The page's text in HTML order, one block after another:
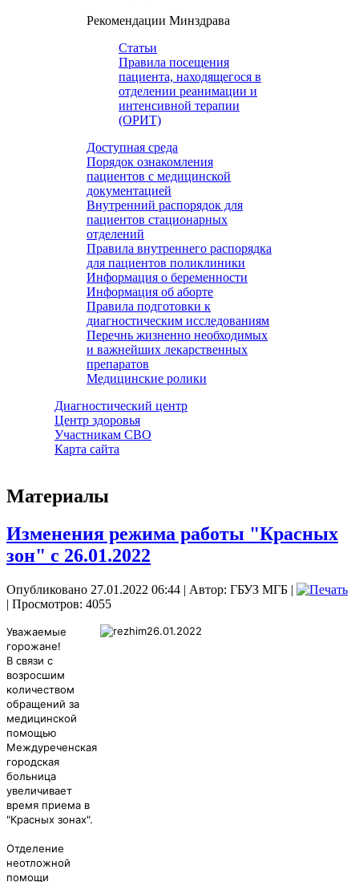
Рекомендации Минздрава
Статьи
Правила посещения
пациента, находящегося в
отделении реанимации и
интенсивной терапии
(ОРИТ)
Доступная среда
Порядок ознакомления
пациентов с медицинской
документацией
Внутренний распорядок для
пациентов стационарных
отделений
Правила внутреннего распорядка
для пациентов поликлиники
Информация о беременности
Информация об аборте
Правила подготовки к
диагностическим исследованиям
Перечнь жизненно необходимых
и важнейших лекарственных
препаратов
Медицинские ролики
Диагностический центр
Центр здоровья
Участникам СВО
Карта сайта
Материалы
Изменения режима работы "Красных
зон" с 26.01.2022
Опубликовано 27.01.2022 06:44 | Автор: ГБУЗ МГБ |
| Просмотров: 4055
Уважаемые
горожане!
В связи с
возросшим
количеством
обращений за
медицинской
помощью
Междуреченская
городская
больница
увеличивает
время приема в
"Красных зонах".
Отделение
неотложной
помощи